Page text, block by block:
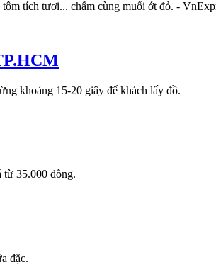
tích tươi... chấm cùng muối ớt đỏ. -
khoảng 15-20 giây để khách lấy đồ.
từ 35.000 đồng.
đặc.